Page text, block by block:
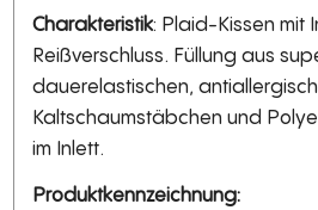
Charakteristik: Plaid-Kissen mit
Reißverschluss. Füllung aus
dauerelastischen,
Kaltschaumstäbchen und
im Inlett.
Produktkennzeichnung: